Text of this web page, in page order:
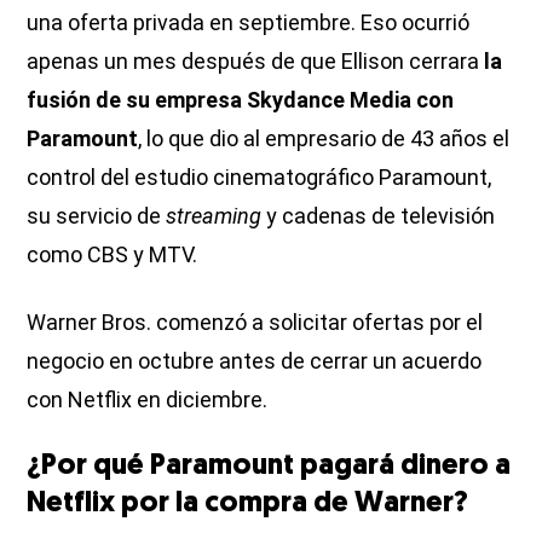
una oferta privada en septiembre. Eso ocurrió
apenas un mes después de que Ellison cerrara la
fusión de su empresa Skydance Media con
Paramount, lo que dio al empresario de 43 años el
control del estudio cinematográfico Paramount,
su servicio destreamingy cadenas de televisión
como CBS y MTV.
Warner Bros. comenzó a solicitar ofertas por el
negocio en octubre antes de cerrar un acuerdo
con Netflix en diciembre.
¿Por qué Paramount pagará dinero a
Netflix por la compra de Warner?